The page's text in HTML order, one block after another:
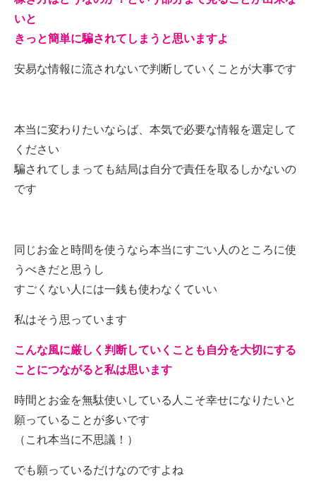
いと
きっと簡単に騙されてしまうと思いますよ
安易な情報に流されないで判断していくことが大事です
本当に変わりたいならば、本気で必要な情報を選定して
ください
騙されてしまっても結局は自分で責任を取るしかないの
です
同じお金と時間を使うなら本当にすごい人のところに使
うべきだと思うし
すごくない人には一銭も使わなくていい
私はそう思っています
こんな風に厳しく判断していくことも自分を大切にする
ことにつながると私は思います
時間とお金を無駄使いしている人こそ幸せになりたいと
願っていることが多いです
（これ本当に不思議！）
でも願っているだけなのですよね